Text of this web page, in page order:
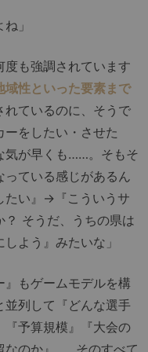
」
度も強調されています
域性といった要素まで
れているのに、そうで
をしたい・させた
気が早くも……。そもそ
っている感じがあるん
たい』→『こういうサ
？ そうだ、うちの県は
よう』みたいな」
』もゲームモデルを構
並列して『どんな選手
『予算規模』『大会の